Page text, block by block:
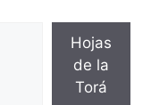
Hojas
de la
Torá